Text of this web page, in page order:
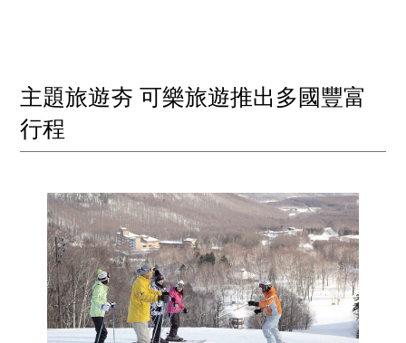
主題旅遊夯 可樂旅遊推出多國豐富
行程